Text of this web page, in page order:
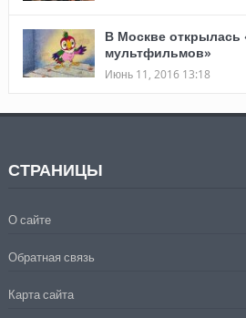
В Москве открылась
мультфильмов»
Июнь 11, 2016 13:18
СТРАНИЦЫ
О сайте
Обратная связь
Карта сайта